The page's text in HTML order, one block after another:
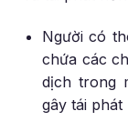
Người có
chứa các
dịch trong
gây tái phát